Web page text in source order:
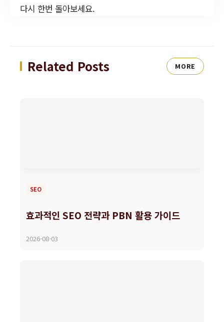
다시 한번 돌아보세요.
Related Posts MORE
SEO
효과적인 SEO 전략과 PBN 활용 가이드
2026-08-03